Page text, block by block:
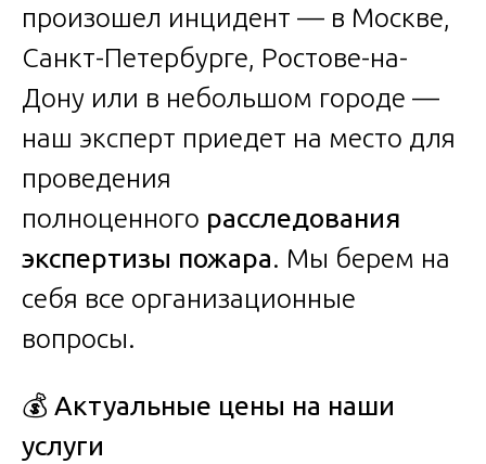
произошел инцидент — в Москве,
Санкт-Петербурге, Ростове-на-
Дону или в небольшом городе —
наш эксперт приедет на место для
проведения
полноценного расследования
экспертизы пожара. Мы берем на
себя все организационные
вопросы.
💰 Актуальные цены на наши
услуги